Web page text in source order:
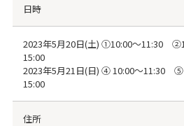
日時
2023年5月20日(土) ①10:00～11:30
15:00
2023年5月21日(日) ④ 10:00～11:30
15:00
住所